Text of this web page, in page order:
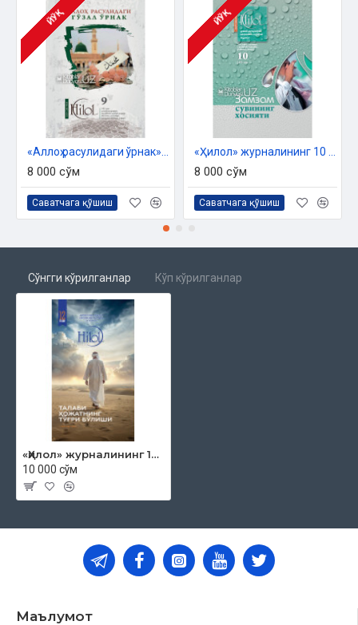
Тарих
Бадр ғазоти ва ҳижрий тўртинчи йилдаги воқеалар
Ҳазратни хотирлаб
Синовлар бука олмаган ҳақиқат
Шеърият
Ғам ема
Саодат остонаси
Муслималар саҳифаси
Фитрий зирҳимиз
Жаннат райҳонлари
Бошқа туянинг ҳикояси
Рамазондан кейин...
ЙЎҚ
8 000 сўм
Саватчага қўшиш
ЙЎҚ
8 000 сўм
Саватчага қўшиш
Сўнгги кўрилганлар Кўп кўрилганлар
«Ҳилол» журналининг 12 (57)-сони
10 000 сўм
Маълумот